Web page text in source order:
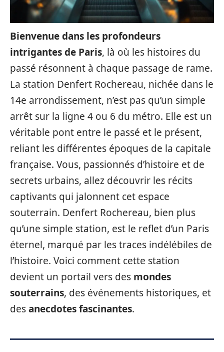
Bienvenue dans les profondeurs
intrigantes de Paris, là où les histoires du
passé résonnent à chaque passage de rame.
La station Denfert Rochereau, nichée dans le
14e arrondissement, n’est pas qu’un simple
arrêt sur la ligne 4 ou 6 du métro. Elle est un
véritable pont entre le passé et le présent,
reliant les différentes époques de la capitale
française. Vous, passionnés d’histoire et de
secrets urbains, allez découvrir les récits
captivants qui jalonnent cet espace
souterrain. Denfert Rochereau, bien plus
qu’une simple station, est le reflet d’un Paris
éternel, marqué par les traces indélébiles de
l’histoire. Voici comment cette station
devient un portail vers des mondes
souterrains, des événements historiques, et
desanecdotes fascinantes.